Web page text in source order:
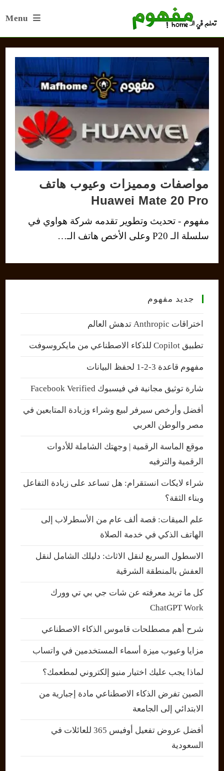
Menu
مواصفات ومميزات وعيوب هاتف
Huawei Mate 20 Pro
مفهوم - تحديث وتطوير تقدمه شركة هواوي في
سلسلة الـ P20 وعلى الأخص هاتف الـ…
جديد مفهوم
اختراقات Anthropic تدهش العالم
تطبيق Copilot للذكاء الاصطناعي من مايكروسوفت
مفهوم قاعدة 3-2-1 لحفظ البيانات
شارة توثيق مجانية في فيسبوك Facebook Verified
أفضل وأرخص سيرفر لبيع وشراء وزيادة المتابعين في
مصر والوطن العربي
موقع الماسة الرقمية | وجهتك الشاملة للأدوات
الرقمية والترفيه
شراء لايكات انستقرام: هل تساعد على زيادة التفاعل
وبناء الثقة؟
علم الميقات: قصة ألف عام من الأسطرلاب إلى
الهاتف الذكي في خدمة الصلاة
الاسطول السريع لنقل الاثاث: دليلك الشامل لنقل
العفش بالمنطقة الشرقية
كل ما تريد معرفته عن شات جي بي تي وورك
ChatGPT Work
شرح أهم مصطلحات قاموس الذكاء الاصطناعي
مزايا وعيوب ميزة أسماء المستخدمين في واتساب
لماذا يجب عليك اختيار منيو إلكتروني لمطعمك؟
الصين تفرض الذكاء الاصطناعي مادة إجبارية من
الابتدائي إلى الجامعة
أفضل عروض تفعيل أوفيس 365 للعائلات في
السعودية